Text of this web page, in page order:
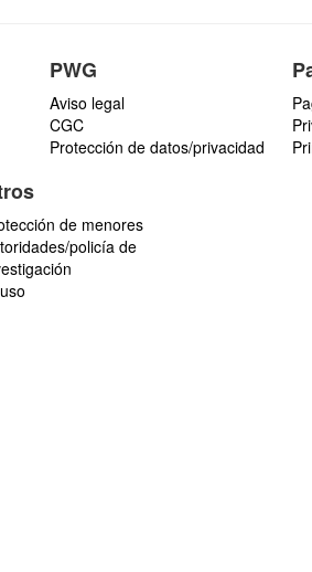
PWG
Aviso legal
CGC
Protección de datos/privacidad
de menores
policía de